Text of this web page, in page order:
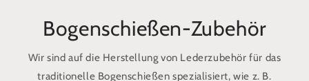
Bogenschießen-Zubehör
Wir sind auf die Herstellung von Lederzubehör für das
traditionelle Bogenschießen spezialisiert, wie z. B.